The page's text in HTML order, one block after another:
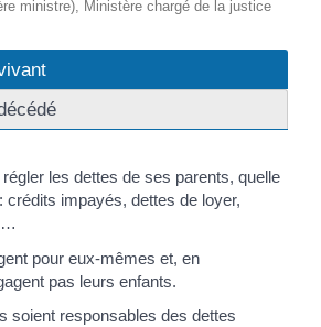
ministre), Ministère chargé de la justice
les dettes de ses parents, quelle
crédits impayés, dettes de loyer,
pour eux-mêmes et, en
pas leurs enfants.
soient responsables des dettes